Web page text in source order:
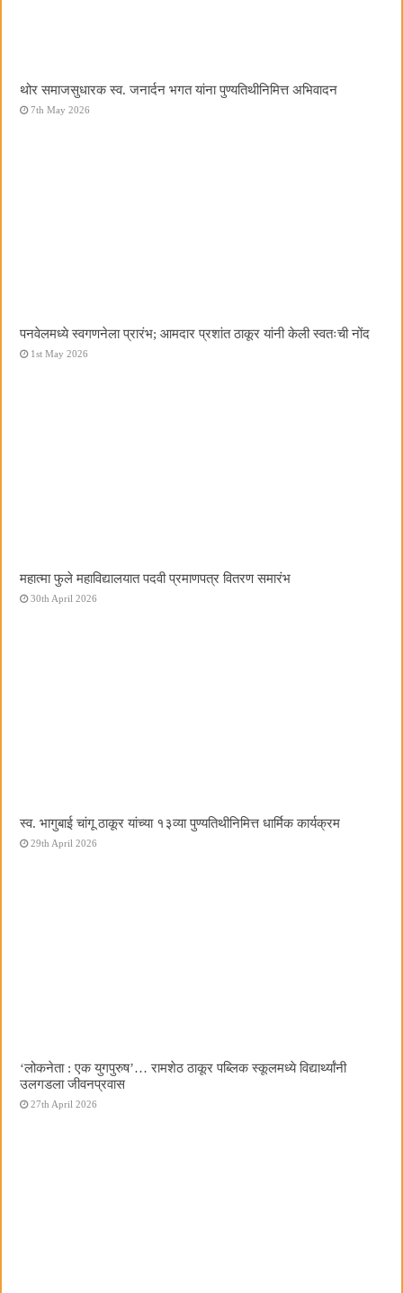
थोर समाजसुधारक स्व. जनार्दन भगत यांना पुण्यतिथीनिमित्त अभिवादन
7th May 2026
पनवेलमध्ये स्वगणनेला प्रारंभ; आमदार प्रशांत ठाकूर यांनी केली स्वतःची नोंद
1st May 2026
महात्मा फुले महाविद्यालयात पदवी प्रमाणपत्र वितरण समारंभ
30th April 2026
स्व. भागुबाई चांगू ठाकूर यांच्या १३व्या पुण्यतिथीनिमित्त धार्मिक कार्यक्रम
29th April 2026
‌‘लोकनेता : एक युगपुरुष‌’… रामशेठ ठाकूर पब्लिक स्कूलमध्ये विद्यार्थ्यांनी
उलगडला जीवनप्रवास
27th April 2026